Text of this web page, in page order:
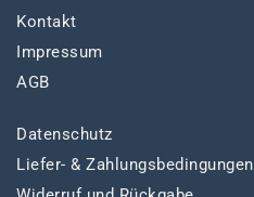
Kontakt
Impressum
AGB
Datenschutz
Liefer- & Zahlungsbedingungen